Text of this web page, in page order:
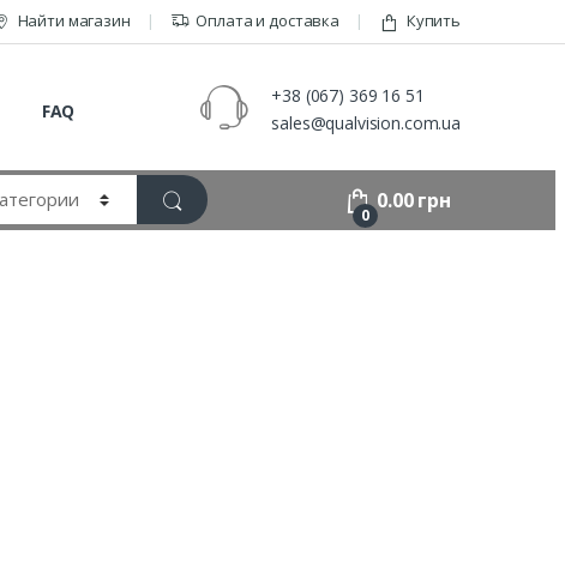
Найти магазин Оплата и доставка Купить
FAQ
+38 (067) 369 16 51
sales@qualvision.com.ua
0
0.00грн